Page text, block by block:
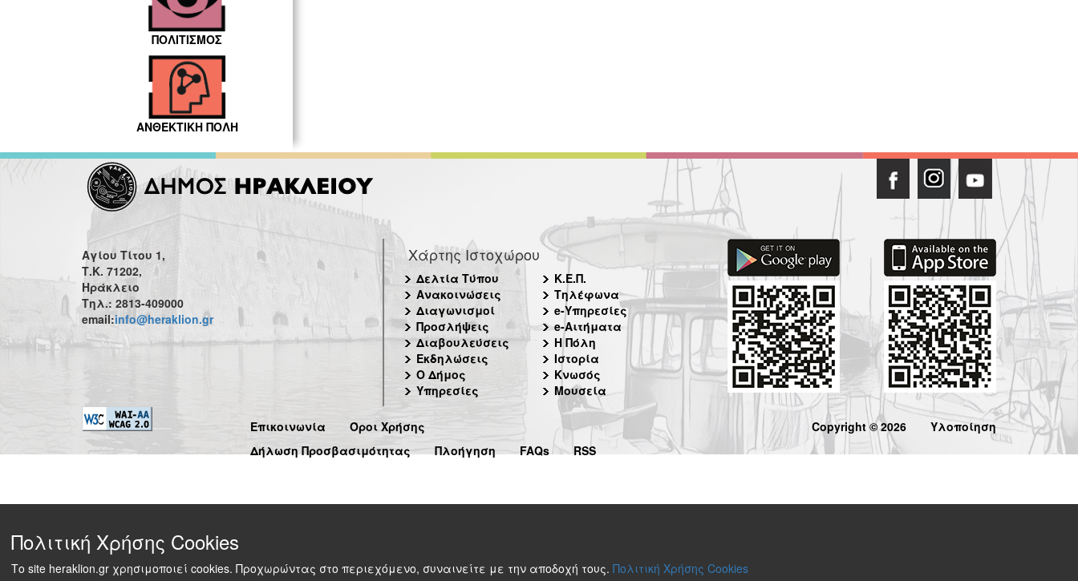
ΠΟΛΙΤΙΣΜΟΣ
ΑΝΘΕΚΤΙΚΗ ΠΟΛΗ
Αγίου Τίτου 1,
Τ.Κ. 71202,
Ηράκλειο
Τηλ.: 2813-409000
email:info@heraklion.gr
Χάρτης Ιστοχώρου
Δελτία Τύπου
Ανακοινώσεις
Διαγωνισμοί
Προσλήψεις
Διαβουλεύσεις
Εκδηλώσεις
Ο Δήμος
Υπηρεσίες
Κ.Ε.Π.
Τηλέφωνα
e-Υπηρεσίες
e-Αιτήματα
Η Πόλη
Ιστορία
Κνωσός
Μουσεία
Επικοινωνία
Όροι Χρήσης
Δήλωση Προσβασιμότητας
Πλοήγηση FAQs RSS
Copyright © 2026 Υλοποίηση
Πολιτική Χρήσης Cookies
Το site heraklion.gr χρησιμοποιεί cookies. Προχωρώντας στο περιεχόμενο, συναινείτε με την αποδοχή τους. Πολιτική Χρήσης Cookies